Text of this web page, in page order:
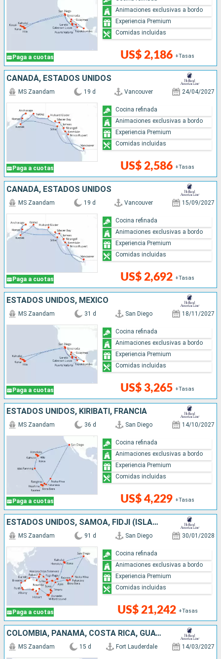
Paga a cuotas US$ 2,186 +Tasas
Animaciones exclusivas a bordo
Experiencia Premium
Comidas incluidas
CANADÁ, ESTADOS UNIDOS
Paga a cuotas
MS Zaandam 19 d Vancouver 24/04/2027
US$ 2,586 +Tasas
Cocina refinada
Animaciones exclusivas a bordo
Experiencia Premium
Comidas incluidas
CANADÁ, ESTADOS UNIDOS
Paga a cuotas
MS Zaandam 19 d Vancouver 15/09/2027
US$ 2,692 +Tasas
Cocina refinada
Animaciones exclusivas a bordo
Experiencia Premium
Comidas incluidas
ESTADOS UNIDOS, MÉXICO
Paga a cuotas
MS Zaandam 31 d San Diego 18/11/2027
US$ 3,265 +Tasas
Cocina refinada
Animaciones exclusivas a bordo
Experiencia Premium
Comidas incluidas
ESTADOS UNIDOS, KIRIBATI, FRANCIA
Paga a cuotas
MS Zaandam 36 d San Diego 14/10/2027
US$ 4,229 +Tasas
Cocina refinada
Animaciones exclusivas a bordo
Experiencia Premium
Comidas incluidas
ESTADOS UNIDOS, SAMOA, FIDJI (ISLAS), NUEVA CALEDONIA, VANUATU, PAPÚA NUEVA GUINEA, AUSTRALIA, NUEVA ZELANDA, TONGA, FRANCIA
Paga a cuotas
MS Zaandam 91 d San Diego 30/01/2028
US$ 21,242 +Tasas
Cocina refinada
Animaciones exclusivas a bordo
Experiencia Premium
Comidas incluidas
COLOMBIA, PANAMÁ, COSTA RICA, GUATEMALA, MÉXICO, ESTADOS UNIDOS
MS Zaandam 15 d Fort Lauderdale 14/03/2027